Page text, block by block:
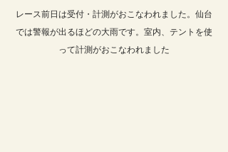
レース前日は受付・計測がおこなわれました。仙台
では警報が出るほどの大雨です。室内、テントを使
って計測がおこなわれました